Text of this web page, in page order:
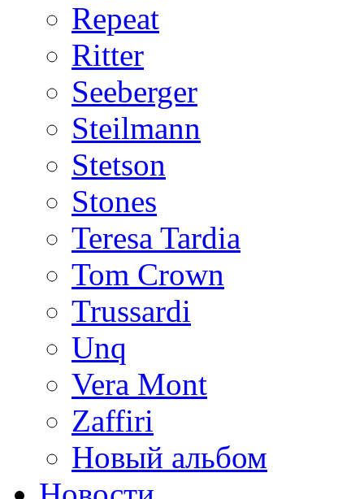
Repeat
Ritter
Seeberger
Steilmann
Stetson
Stones
Teresa Tardia
Tom Crown
Trussardi
Unq
Vera Mont
Zaffiri
Новый альбом